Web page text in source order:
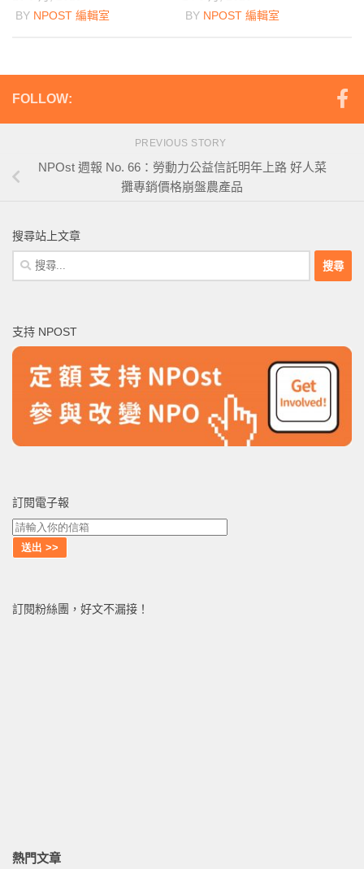
BY NPOST 編輯室
BY NPOST 編輯室
FOLLOW:
PREVIOUS STORY
NPOst 週報 No. 66：勞動力公益信託明年上路 好人菜
攤專銷價格崩盤農產品
搜尋站上文章
搜
尋
字:
支持 NPOST
訂閱電子報
訂閱粉絲團，好文不漏接！
熱門文章